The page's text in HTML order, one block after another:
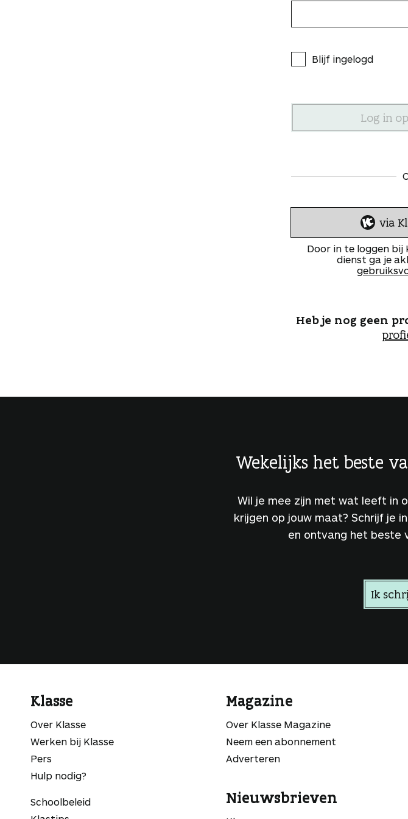
Blijf ingelogd
via
Door in te loggen bij
dienst ga je
Heb je nog geen
Wekelijks het beste
Wil je mee zijn met wat leeft in
krijgen op jouw maat? Schrijf je
en ontvang het beste
Ik
Klasse
Over Klasse
Werken bij Klasse
Pers
Hulp nodig?
Schoolbeleid
Magazine
Over Klasse Magazine
Neem een abonnement
Adverteren
Nieuwsbrieven